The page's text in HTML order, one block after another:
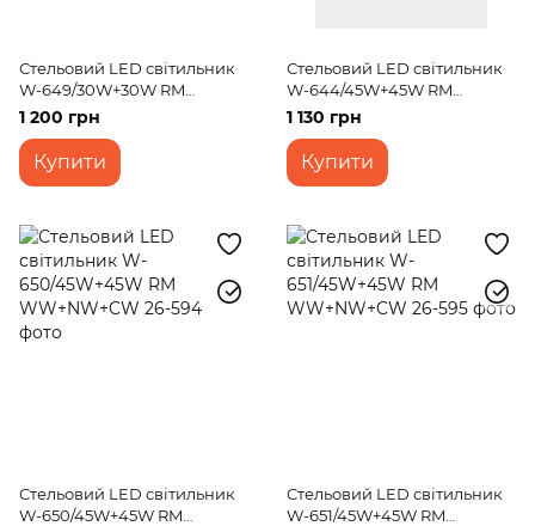
Стельовий LED світильник
W-649/30W+30W RM
WW+NW+CW
1 200 грн
Купити
Стельовий LED світильник
W-644/45W+45W RM
WW+NW+CW
1 130 грн
Купити
Стельовий LED світильник
W-650/45W+45W RM
Стельовий LED світильник
W-651/45W+45W RM